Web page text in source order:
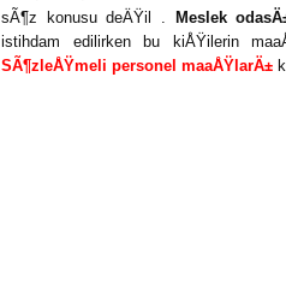
sÃ¶z konusu deÄŸil .
Meslek
istihdam edilirken bu kiÅŸilerin
SÃ¶zleÅŸmeli personel maaÅŸlarÄ±